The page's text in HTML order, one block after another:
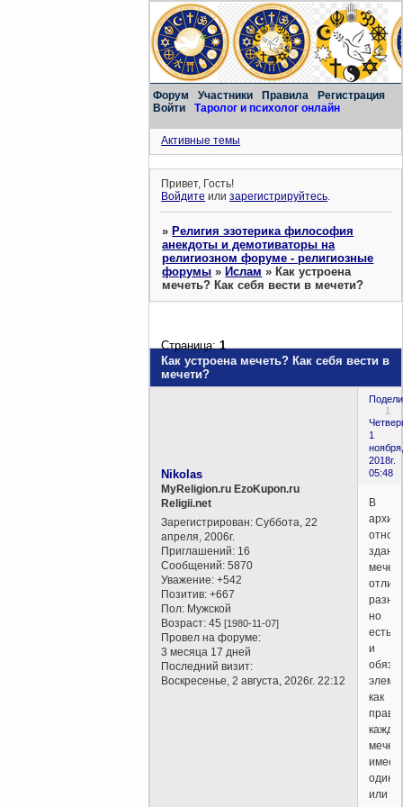
Форум Участники Правила
Регистрация
Войти
Таролог и психолог онлайн
Активные темы
Привет, Гость!
Войдите илизарегистрируйтесь.
»Религия эзотерика философия
анекдоты и демотиваторы на
религиозном форуме - религиозные
форумы »Ислам »Как устроена
мечеть? Как себя вести в мечети?
Как устроена мечеть? Как себя вести в
мечети?
Страница:1
1
1
ноября,
2018г.
05:48
Nikolas
MyReligion.ru EzoKupon.ru
Religii.net
Зарегистрирован: Суббота, 22
апреля, 2006г.
Приглашений: 16
Сообщений: 5870
Уважение: +542
Позитив: +667
Пол: Мужской
Возраст: 45[1980-11-07]
Провел на форуме:
3 месяца 17 дней
Последний визит:
Воскресенье, 2 августа, 2026г. 22:12
В
но
есть
и
как
имеет
один
или